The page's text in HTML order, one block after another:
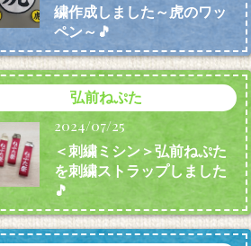
繍作成しました～虎のワッ
ペン～🎵
弘前ねぷた
2024/07/25
＜刺繍ミシン＞弘前ねぷた
を刺繍ストラップしました
🎵